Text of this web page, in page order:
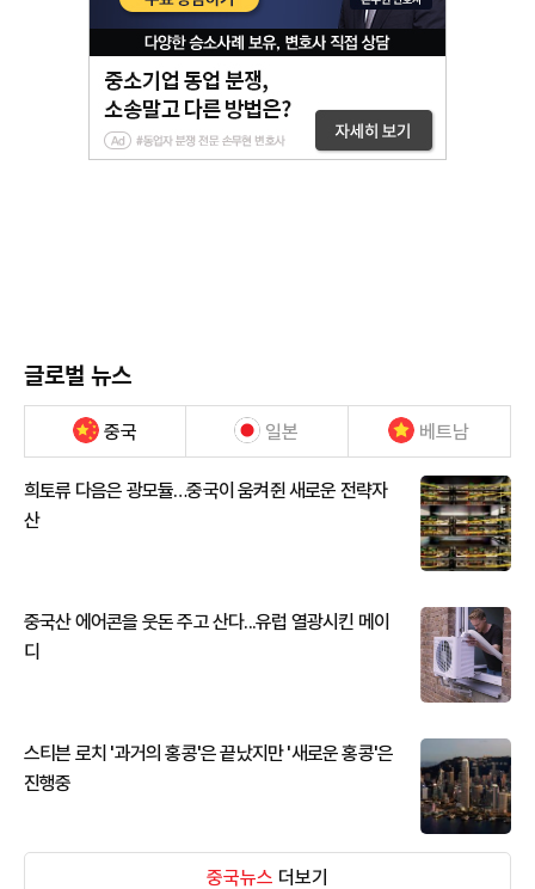
글로벌 뉴스
중국 일본 베트남
희토류 다음은 광모듈…중국이 움켜쥔 새로운 전략자
산
중국산 에어콘을 웃돈 주고 산다...유럽 열광시킨 메이
디
스티븐 로치 '과거의 홍콩'은 끝났지만 '새로운 홍콩'은
진행중
중국뉴스 더보기